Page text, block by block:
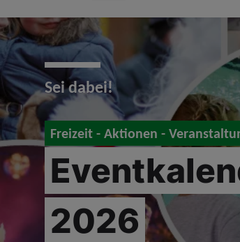
Sei dabei!
Freizeit - Aktionen -
2026